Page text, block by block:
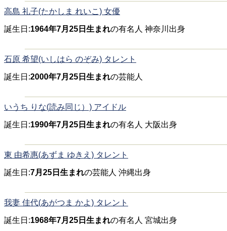
高島 礼子(たかしま れいこ) 女優
誕生日:1964年7月25日生まれの有名人 神奈川出身
石原 希望(いしはら のぞみ) タレント
誕生日:2000年7月25日生まれの芸能人
いうち りな(読み同じ）) アイドル
誕生日:1990年7月25日生まれの有名人 大阪出身
東 由希惠(あずま ゆきえ) タレント
誕生日:7月25日生まれの芸能人 沖縄出身
我妻 佳代(あがつま かよ) タレント
誕生日:1968年7月25日生まれの有名人 宮城出身